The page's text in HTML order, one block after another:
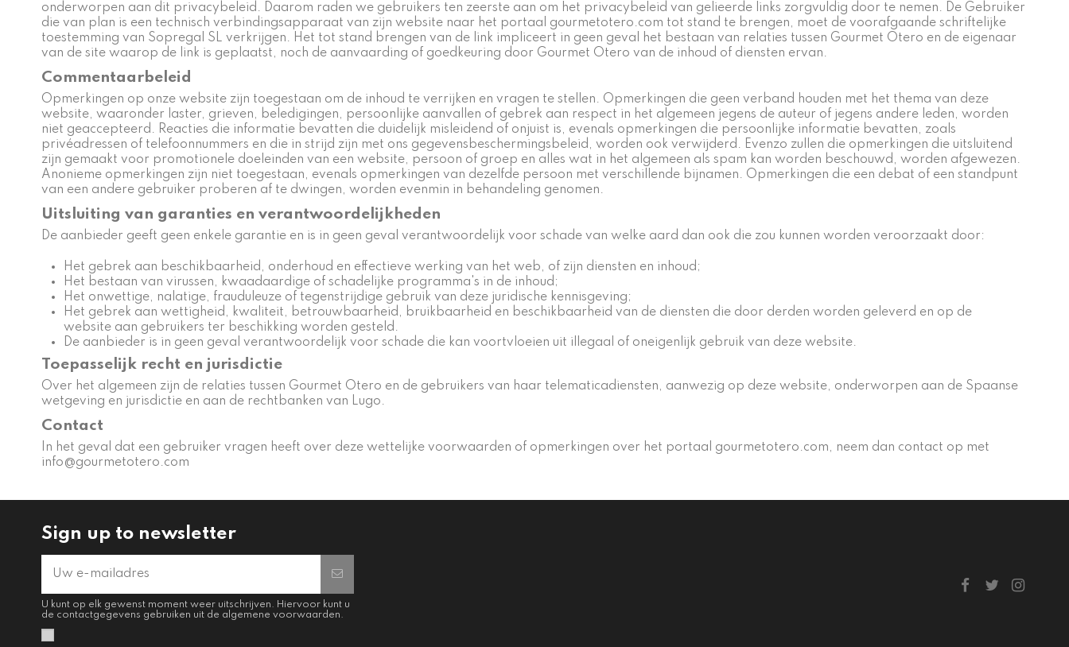
onderworpen aan dit privacybeleid. Daarom raden we gebruikers ten zeerste aan om het privacybeleid van gelieerde links zorgvuldig door te nemen. De Gebruiker
die van plan is een technisch verbindingsapparaat van zijn website naar het portaal gourmetotero.com tot stand te brengen, moet de voorafgaande schriftelijke
toestemming van Sopregal SL verkrijgen. Het tot stand brengen van de link impliceert in geen geval het bestaan van relaties tussen Gourmet Otero en de eigenaar
van de site waarop de link is geplaatst, noch de aanvaarding of goedkeuring door Gourmet Otero van de inhoud of diensten ervan.
Commentaarbeleid
Opmerkingen op onze website zijn toegestaan om de inhoud te verrijken en vragen te stellen. Opmerkingen die geen verband houden met het thema van deze
website, waaronder laster, grieven, beledigingen, persoonlijke aanvallen of gebrek aan respect in het algemeen jegens de auteur of jegens andere leden, worden
niet geaccepteerd. Reacties die informatie bevatten die duidelijk misleidend of onjuist is, evenals opmerkingen die persoonlijke informatie bevatten, zoals
privéadressen of telefoonnummers en die in strijd zijn met ons gegevensbeschermingsbeleid, worden ook verwijderd. Evenzo zullen die opmerkingen die uitsluitend
zijn gemaakt voor promotionele doeleinden van een website, persoon of groep en alles wat in het algemeen als spam kan worden beschouwd, worden afgewezen.
Anonieme opmerkingen zijn niet toegestaan, evenals opmerkingen van dezelfde persoon met verschillende bijnamen. Opmerkingen die een debat of een standpunt
van een andere gebruiker proberen af te dwingen, worden evenmin in behandeling genomen.
Uitsluiting van garanties en verantwoordelijkheden
De aanbieder geeft geen enkele garantie en is in geen geval verantwoordelijk voor schade van welke aard dan ook die zou kunnen worden veroorzaakt door:
Het gebrek aan beschikbaarheid, onderhoud en effectieve werking van het web, of zijn diensten en inhoud;
Het bestaan van virussen, kwaadaardige of schadelijke programma's in de inhoud;
Het onwettige, nalatige, frauduleuze of tegenstrijdige gebruik van deze juridische kennisgeving;
Het gebrek aan wettigheid, kwaliteit, betrouwbaarheid, bruikbaarheid en beschikbaarheid van de diensten die door derden worden geleverd en op de
website aan gebruikers ter beschikking worden gesteld.
De aanbieder is in geen geval verantwoordelijk voor schade die kan voortvloeien uit illegaal of oneigenlijk gebruik van deze website.
Toepasselijk recht en jurisdictie
Over het algemeen zijn de relaties tussen Gourmet Otero en de gebruikers van haar telematicadiensten, aanwezig op deze website, onderworpen aan de Spaanse
wetgeving en jurisdictie en aan de rechtbanken van Lugo.
Contact
In het geval dat een gebruiker vragen heeft over deze wettelijke voorwaarden of opmerkingen over het portaal gourmetotero.com, neem dan contact op met
info@gourmetotero.com
Sign up to newsletter
U kunt op elk gewenst moment weer uitschrijven. Hiervoor kunt u
de contactgegevens gebruiken uit de algemene voorwaarden.